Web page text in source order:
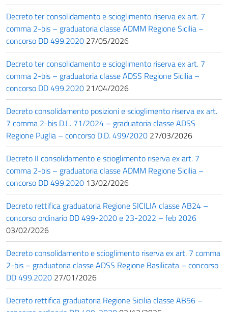
Decreto ter consolidamento e scioglimento riserva ex art. 7
comma 2-bis – graduatoria classe ADMM Regione Sicilia –
concorso DD 499.2020 27/05/2026
Decreto ter consolidamento e scioglimento riserva ex art. 7
comma 2-bis – graduatoria classe ADSS Regione Sicilia –
concorso DD 499.2020 21/04/2026
Decreto consolidamento posizioni e scioglimento riserva ex art.
7 comma 2-bis D.L. 71/2024 – graduatoria classe ADSS
Regione Puglia – concorso D.D. 499/2020 27/03/2026
Decreto II consolidamento e scioglimento riserva ex art. 7
comma 2-bis – graduatoria classe ADMM Regione Sicilia –
concorso DD 499.2020 13/02/2026
Decreto rettifica graduatoria Regione SICILIA classe AB24 –
concorso ordinario DD 499-2020 e 23-2022 – feb 2026
03/02/2026
Decreto consolidamento e scioglimento riserva ex art. 7 comma
2-bis – graduatoria classe ADSS Regione Basilicata – concorso
DD 499.2020 27/01/2026
Decreto rettifica graduatoria Regione Sicilia classe AB56 –